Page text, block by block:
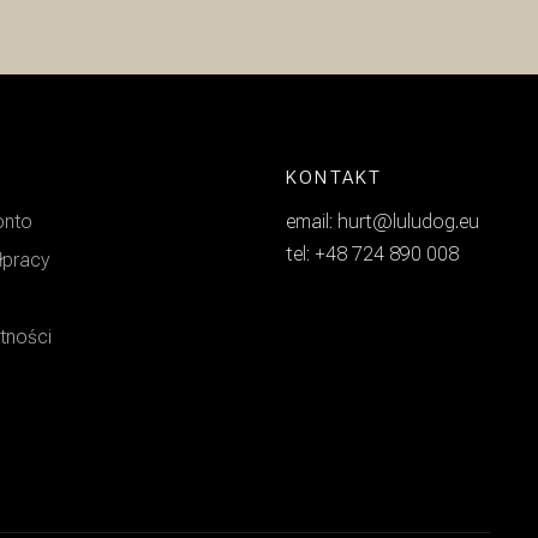
KONTAKT
email: hurt@luludog.eu
tel: +48 724 890 008